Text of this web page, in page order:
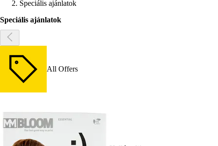
Speciális ajánlatok
Speciális ajánlatok
All Offers